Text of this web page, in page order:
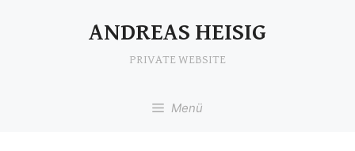
ANDREAS HEISIG
PRIVATE WEBSITE
Menü